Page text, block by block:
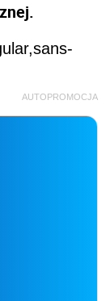
AUTOPROMOCJA